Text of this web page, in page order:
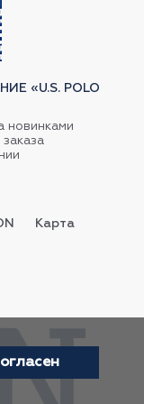
«U.S. POLO
новинками
Карта